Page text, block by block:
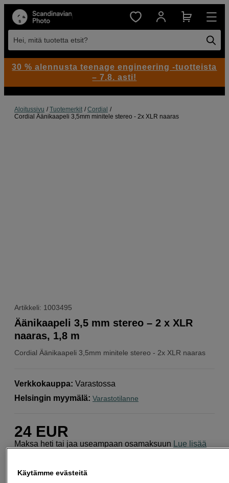
Hei, mitä tuotetta etsit?
Aloitussivu Tuotemerkit
Cordial
Cordial Äänikaapeli 3,5mm minitele stereo - 2x XLR naaras
Artikkeli: 1003495
Cordial Äänikaapeli 3,5mm minitele stereo - 2x XLR naaras
Äänikaapeli 3,5 mm stereo – 2 x XLR
naaras, 1,8 m
Verkkokauppa: Varastossa
Helsingin myymälä: Varastotilanne
24 EUR
Maksa heti tai jaa useampaan osamaksuun Lue lisää
30 % alennusta teenage engineering -tuotteista
– 7.8. asti!
Käytämme evästeitä